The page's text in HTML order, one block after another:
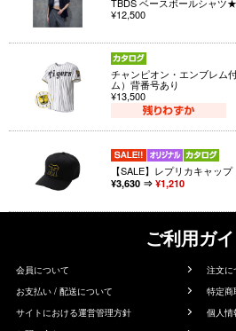
TBDS ベースボールシャツ
¥12,500
チャンピオン・エンブレム
ム）背番号あり
¥13,500
【SALE】レプリカキャップ
¥3,630 ⇒ ¥1,210
ご利用ガ
会員について
注文に
お支払い / 配送について
特定商
サイトにおける運営管理方針
個人情